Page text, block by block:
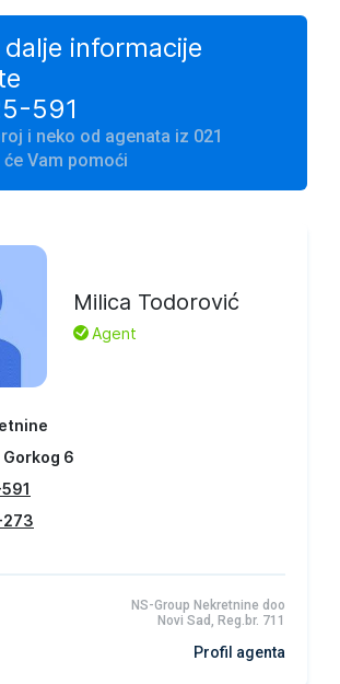
informacije
591
i neko od agenata iz 021
Vam pomoći
Milica Todorović
L Agent
6
NS-Group Nekretnine doo
Novi Sad, Reg.br. 711
Profil agenta